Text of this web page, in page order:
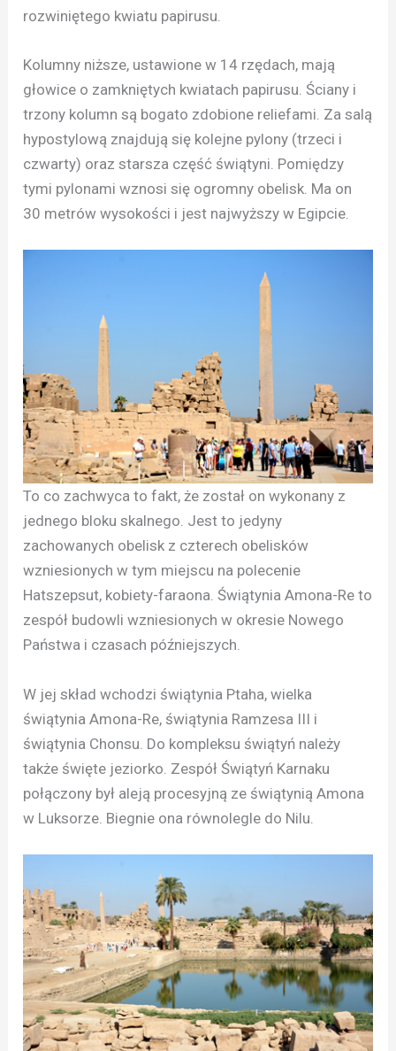
rozwiniętego kwiatu papirusu.
Kolumny niższe, ustawione w 14 rzędach, mają
głowice o zamkniętych kwiatach papirusu. Ściany i
trzony kolumn są bogato zdobione reliefami. Za salą
hypostylową znajdują się kolejne pylony (trzeci i
czwarty) oraz starsza część świątyni. Pomiędzy
tymi pylonami wznosi się ogromny obelisk. Ma on
30 metrów wysokości i jest najwyższy w Egipcie.
To co zachwyca to fakt, że został on wykonany z
jednego bloku skalnego. Jest to jedyny
zachowanych obelisk z czterech obelisków
wzniesionych w tym miejscu na polecenie
Hatszepsut, kobiety-faraona. Świątynia Amona-Re to
zespół budowli wzniesionych w okresie Nowego
Państwa i czasach późniejszych.
W jej skład wchodzi świątynia Ptaha, wielka
świątynia Amona-Re, świątynia Ramzesa III i
świątynia Chonsu. Do kompleksu świątyń należy
także święte jeziorko. Zespół Świątyń Karnaku
połączony był aleją procesyjną ze świątynią Amona
w Luksorze. Biegnie ona równolegle do Nilu.